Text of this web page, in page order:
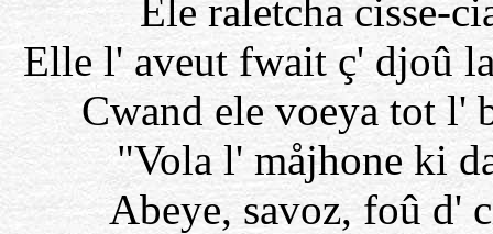
Ele raletcha cisse-
Elle l' aveut fwait ç' djoû
Cwand ele voeya tot l'
"Vola l' måjhone ki
Abeye, savoz, foû d'